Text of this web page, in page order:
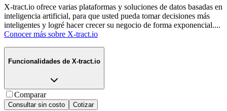
X-tract.io ofrece varias plataformas y soluciones de datos basadas en
inteligencia artificial, para que usted pueda tomar decisiones más
inteligentes y logré hacer crecer su negocio de forma exponencial....
Conocer más sobre X-tract.io
Funcionalidades de X-tract.io
Comparar
Consultar sin costo Cotizar